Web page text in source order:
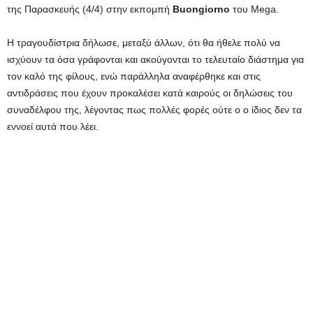
της Παρασκευής (4/4) στην εκπομπή Buongiorno του Mega.
Η τραγουδίστρια δήλωσε, μεταξύ άλλων, ότι θα ήθελε πολύ να
ισχύουν τα όσα γράφονται και ακούγονται το τελευταίο διάστημα για
τον καλό της φίλους, ενώ παράλληλα αναφέρθηκε και στις
αντιδράσεις που έχουν προκαλέσει κατά καιρούς οι δηλώσεις του
συναδέλφου της, λέγοντας πως πολλές φορές ούτε ο ο ίδιος δεν τα
εννοεί αυτά που λέει.